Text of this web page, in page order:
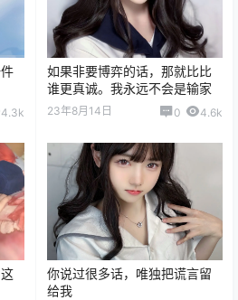
4.3k
如果非要博弈的话，那就比比
谁更真诚。我永远不会是输家
23年8月14日 0 4.6k
你说过很多话，唯独把谎言留
给我